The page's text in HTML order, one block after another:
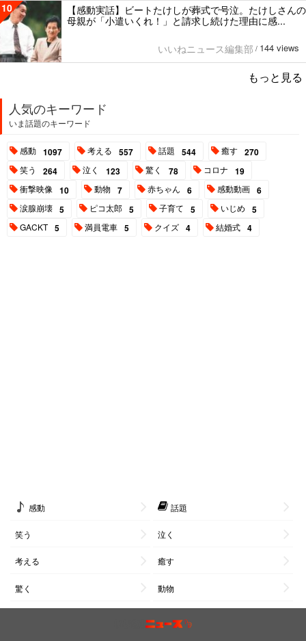
10
【感動実話】ビートたけしが葬式で号泣。たけしさんの
母親が「小遣いくれ！」と請求し続けた理由に感...
いいねニュース編集部 / 144 views
もっと見る
人気のキーワード
いま話題のキーワード
感動 1097 考える 557 話題 544 癒す 270
笑う 264 泣く 123 驚く 78 コロナ 19
衝撃映像 10 動物 7 赤ちゃん 6 感動動画 6
涙腺崩壊 5 ピコ太郎 5 子育て 5 いじめ 5
GACKT 5 満員電車 5 クイズ 4 結婚式 4
感動 話題
笑う 泣く
考える 癒す
驚く 動物